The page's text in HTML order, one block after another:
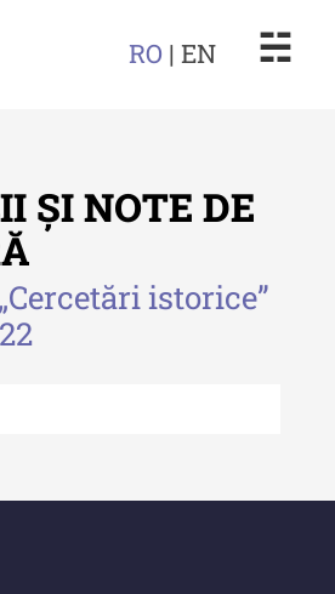
RO | EN ☵
istorice"
istorice" - XLIV
istorice" - XLII -
ȘI NOTE DE
istorice”